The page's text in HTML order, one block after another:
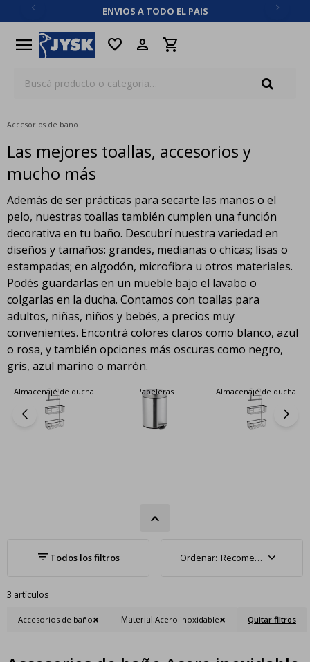
ENVIOS A TODO EL PAIS
menu favorite
Accesorios de baño
Las mejores toallas, accesorios y
mucho más
Además de ser prácticas para secarte las manos o el
pelo, nuestras toallas también cumplen una función
decorativa en tu baño. Descubrí nuestra variedad en
diseños y tamaños: grandes, medianas o chicas; lisas o
estampadas; en algodón, microfibra u otros materiales.
Podés guardarlas en un mueble bajo el lavabo o
colgarlas en la ducha. Contamos con toallas para
adultos, niñas, niños y bebés, a precios muy
convenientes. Encontrá colores claros como blanco, azul
o rosa, y también opciones más oscuras como negro,
gris, azul marino o marrón.
Almacenaje de ducha Papeleras Almacenaje de ducha
Recomendados
3 artículos
Accesorios de baño Material:Acero inoxidable Quitar filtros
close